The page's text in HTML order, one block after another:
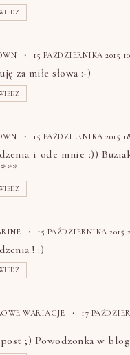
15 PAŹDZIERNIKA 2015
za miłe słowa :-)
15 PAŹDZIERNIKA 2015
i ode mnie :))
15 PAŹDZIERNIKA 2015
! :)
WARIACJE
17
;) Powodzonka w